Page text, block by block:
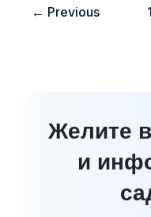
← Previous 1
Желите
и